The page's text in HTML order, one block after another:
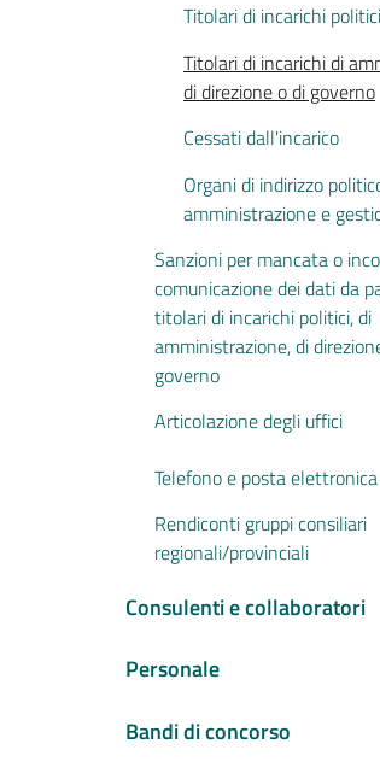
Titolari di incarichi politici
Titolari di incarichi di
di direzione o di governo
Cessati dall'incarico
Organi di indirizzo
amministrazione e
Sanzioni per mancata o
comunicazione dei dati da
titolari di incarichi politici, di
amministrazione, di
governo
Articolazione degli uffici
Telefono e posta elettronica
Rendiconti gruppi consiliari
regionali/provinciali
Consulenti e collaboratori
Personale
Bandi di concorso